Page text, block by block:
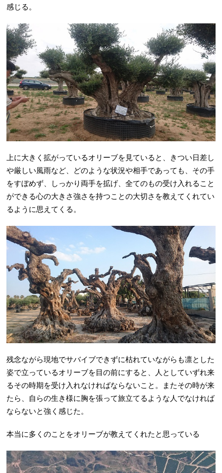
感じる。
上に大きく拡がっているオリーブを見ていると、きつい日差し
や厳しい風雨など、どのような状況や相手であっても、その手
をすぼめず、しっかり両手を拡げ、全てのもの受け入れること
ができる心の大きさ強さを持つことの大切さを教えてくれてい
るように思えてくる。
残念ながら現地でサバイブできずに枯れていながらも凛とした
姿で立っているオリーブを目の前にすると、人としていずれ来
るその時期を受け入れなければならないこと。またその時が来
たら、自らの生き様に胸を張って旅立てるような人でなければ
ならないと強く感じた。
本当に多くのことをオリーブが教えてくれたと思っている